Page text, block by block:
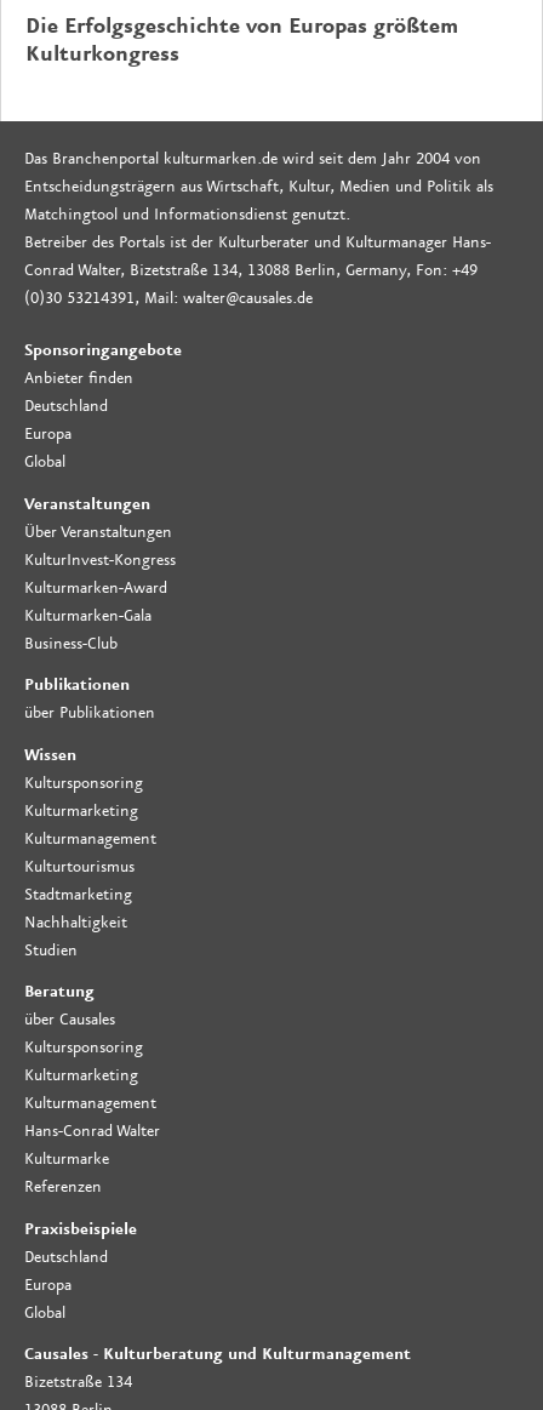
Die Erfolgsgeschichte von Europas größtem
Kulturkongress
Das Branchenportal kulturmarken.de wird seit dem Jahr 2004 von
Entscheidungsträgern aus Wirtschaft, Kultur, Medien und Politik als
Matchingtool und Informationsdienst genutzt.
Betreiber des Portals ist der Kulturberater und Kulturmanager Hans-
Conrad Walter, Bizetstraße 134, 13088 Berlin, Germany, Fon: +49
(0)30 53214391, Mail: walter@causales.de
Sponsoringangebote
Anbieter finden
Deutschland
Europa
Global
Veranstaltungen
Über Veranstaltungen
KulturInvest-Kongress
Kulturmarken-Award
Kulturmarken-Gala
Business-Club
Publikationen
über Publikationen
Wissen
Kultursponsoring
Kulturmarketing
Kulturmanagement
Kulturtourismus
Stadtmarketing
Nachhaltigkeit
Studien
Beratung
über Causales
Kultursponsoring
Kulturmarketing
Kulturmanagement
Hans-Conrad Walter
Kulturmarke
Referenzen
Praxisbeispiele
Deutschland
Europa
Global
Causales - Kulturberatung und Kulturmanagement
Bizetstraße 134